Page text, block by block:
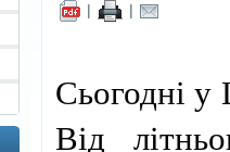
| |
Сьогодні
Від